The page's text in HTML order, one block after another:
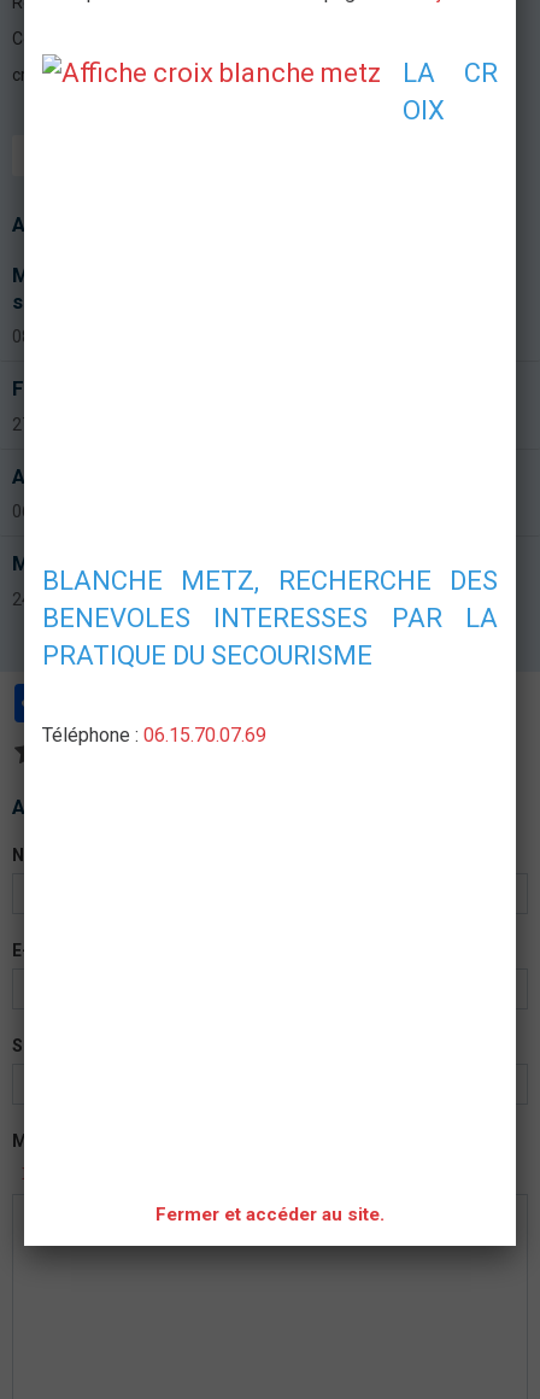
Contact formation : 07 78 68 17 99
croixblanche.metz@gmail.com
Articles similaires
Mise en place des nouvelles formations aux premiers
secours en équipe
08 Septembre 2015
Formation au PSE1 juin 2015
27 Juin 2015
Assemblée générale 2015
06 Février 2015
Mise à jour du site - Les albums photos
24 Novembre 2014
Ajouter un commentaire
Nom
E-mail
Site Internet
Message
LA CR
OIX
BLANCHE METZ, RECHERCHE DES
BENEVOLES INTERESSES PAR LA
PRATIQUE DU SECOURISME
Téléphone : 06.15.70.07.69
Fermer et accéder au site.